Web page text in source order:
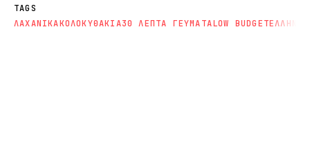
TAGS
ΛΑΧΑΝΙΚΑΚΟΛΟΚΥΘΑΚΙΑ30 ΛΕΠΤΑ ΓΕΥΜΑΤΑLOW BUDGET